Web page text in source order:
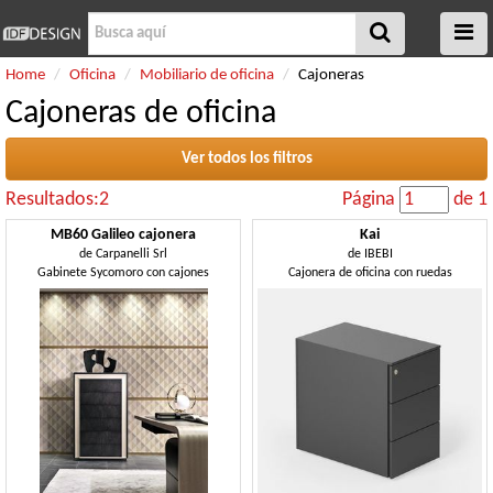
Home Oficina Mobiliario de oficina Cajoneras
Cajoneras de oficina
Ver todos los filtros
Resultados:2 Página de 1
MB60 Galileo cajonera
de Carpanelli Srl
Gabinete Sycomoro con cajones
Kai
de
IBEBI
Cajonera de oficina con ruedas